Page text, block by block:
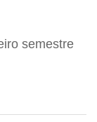
semestre